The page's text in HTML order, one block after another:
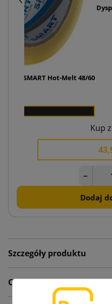
SMART Hot-Melt 48/60
Kup
−
Dodaj
Szczegóły produktu
Opis